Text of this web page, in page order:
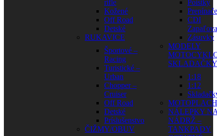
rifle
Kožené
Off Road
Detské
RUKAVICE
Športové –
Racing
Turistické –
Urban
Chopper –
Cruiser
Off Road
Detské
Príslušenstvo
ČIŽMY/OBUV
Poistky
Prepínače
CDI
Zásuvky
MODELY
SKLADAČKY
1:18
1:12
NÁLEPKY
NÁDRŽ –
TANKPADY